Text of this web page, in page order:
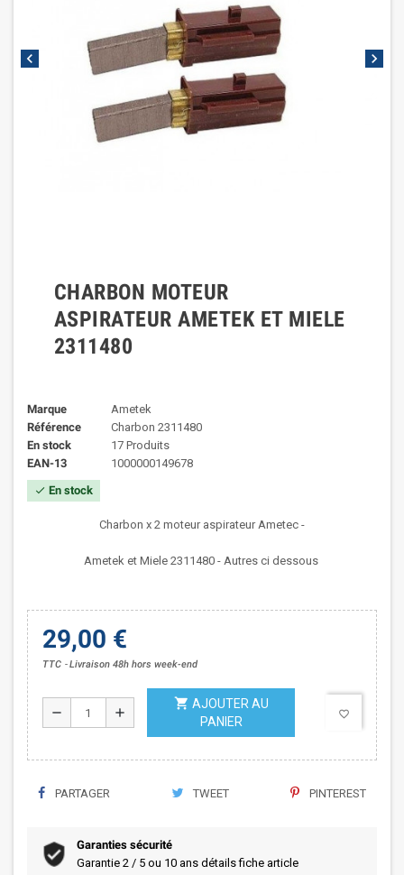
chevron_left chevron_right
CHARBON MOTEUR
ASPIRATEUR AMETEK ET MIELE
2311480
Marque
Ametek
Référence
Charbon 2311480
En stock
17 Produits
EAN-13
1000000149678
check En stock
Charbon x 2 moteur aspirateur Ametec -
Ametek et Miele 2311480 - Autres ci dessous
29,00 €
TTC Livraison 48h hors week-end
remove add
shopping_cart AJOUTER AU
PANIER
favorite_border
PARTAGER TWEET PINTEREST
Garanties sécurité
Garantie 2 / 5 ou 10 ans détails fiche article